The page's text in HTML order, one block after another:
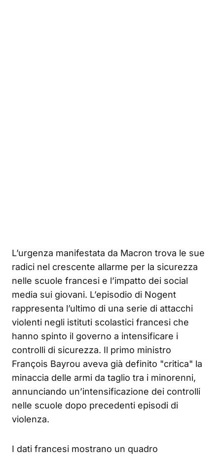
L’urgenza manifestata da Macron trova le sue
radici nel crescente allarme per la sicurezza
nelle scuole francesi e l’impatto dei social
media sui giovani. L’episodio di Nogent
rappresenta l’ultimo di una serie di attacchi
violenti negli istituti scolastici francesi che
hanno spinto il governo a intensificare i
controlli di sicurezza. Il primo ministro
François Bayrou aveva già definito "critica" la
minaccia delle armi da taglio tra i minorenni,
annunciando un’intensificazione dei controlli
nelle scuole dopo precedenti episodi di
violenza.
I dati francesi mostrano un quadro